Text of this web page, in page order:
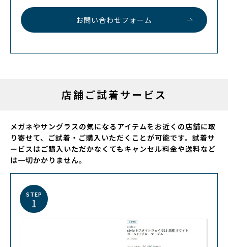
お問い合わせフォーム
店舗ご試着サービス
メガネやサングラスの気になるアイテムをお近くの店舗に取
り寄せて、ご試着・ご購入いただくことが可能です。試着サ
ービスはご購入いただかなくてもキャンセル料金や送料など
は一切かかりません。
STEP
1